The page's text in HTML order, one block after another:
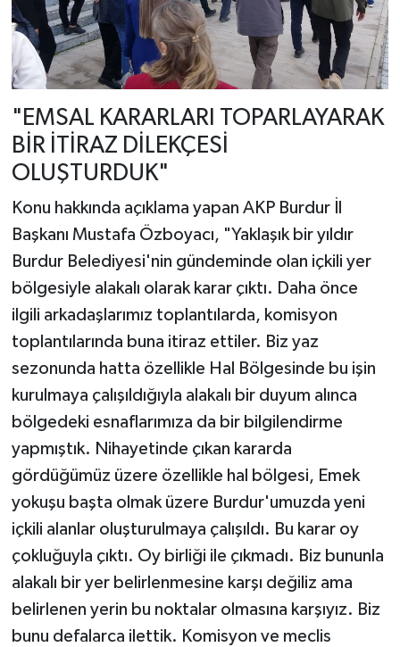
"EMSAL KARARLARI TOPARLAYARAK
BİR İTİRAZ DİLEKÇESİ
OLUŞTURDUK"
Konu hakkında açıklama yapan AKP Burdur İl
Başkanı Mustafa Özboyacı, "Yaklaşık bir yıldır
Burdur Belediyesi'nin gündeminde olan içkili yer
bölgesiyle alakalı olarak karar çıktı. Daha önce
ilgili arkadaşlarımız toplantılarda, komisyon
toplantılarında buna itiraz ettiler. Biz yaz
sezonunda hatta özellikle Hal Bölgesinde bu işin
kurulmaya çalışıldığıyla alakalı bir duyum alınca
bölgedeki esnaflarımıza da bir bilgilendirme
yapmıştık. Nihayetinde çıkan kararda
gördüğümüz üzere özellikle hal bölgesi, Emek
yokuşu başta olmak üzere Burdur'umuzda yeni
içkili alanlar oluşturulmaya çalışıldı. Bu karar oy
çokluğuyla çıktı. Oy birliği ile çıkmadı. Biz bununla
alakalı bir yer belirlenmesine karşı değiliz ama
belirlenen yerin bu noktalar olmasına karşıyız. Biz
bunu defalarca ilettik. Komisyon ve meclis